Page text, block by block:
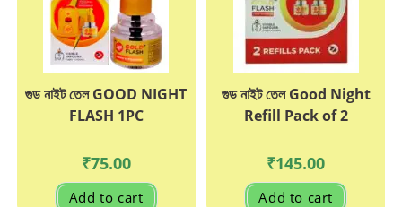
গুড নাইট তেল GOOD NIGHT
FLASH 1PC
₹75.00
Add to cart
গুড নাইট তেল Good Night
Refill Pack of 2
₹145.00
Add to cart